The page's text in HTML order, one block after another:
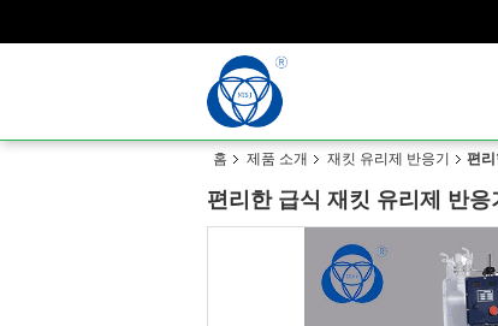
홈 제품 소개 재킷 유리제 반응기 편
편리한 급식 재킷 유리제 반